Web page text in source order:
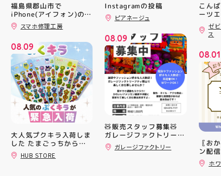
福島県郡山市で
iPhone(アイフォン)の充
電口修理はスマホ修理工
房アティ郡山店なら即日
スマホ修理工房
08.09
大人気プクキラ入荷しま
した たまごっちからサ
ンリオまで 全13種類の
豊富なラインナップが勢
HUB STORE
Instagramの投稿
ピアネージュ
08.09
🧸販売スタッフ募集🧸
ガレージファクトリーア
ティ郡山では 販売スタ
ッフを募集しております
ガレージファクトリー
こん
ーツ
ィ郡
「ゼ
つり
16(日
ィ館
を行
入り
対策
た、
ート(
買い
ツポ
録)画
だく
加す
ゼ
ス
08.01
〖お
ン配
ッパ
￥
ホ